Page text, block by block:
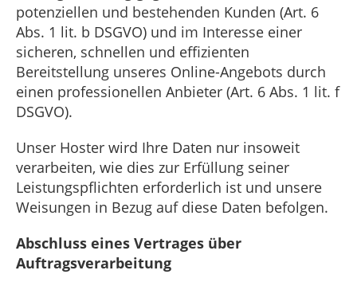
potenziellen und bestehenden Kunden (Art. 6
Abs. 1 lit. b DSGVO) und im Interesse einer
sicheren, schnellen und effizienten
Bereitstellung unseres Online-Angebots durch
einen professionellen Anbieter (Art. 6 Abs. 1 lit. f
DSGVO).
Unser Hoster wird Ihre Daten nur insoweit
verarbeiten, wie dies zur Erfüllung seiner
Leistungspflichten erforderlich ist und unsere
Weisungen in Bezug auf diese Daten befolgen.
Abschluss eines Vertrages über
Auftragsverarbeitung